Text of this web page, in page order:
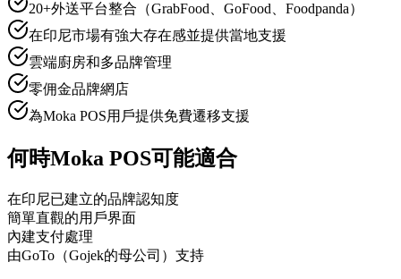
20+外送平台整合（GrabFood、GoFood、Foodpanda）
在印尼市場有強大存在感並提供當地支援
雲端廚房和多品牌管理
零佣金品牌網店
為Moka POS用戶提供免費遷移支援
何時Moka POS可能適合
在印尼已建立的品牌認知度
簡單直觀的用戶界面
內建支付處理
由GoTo（Gojek的母公司）支持